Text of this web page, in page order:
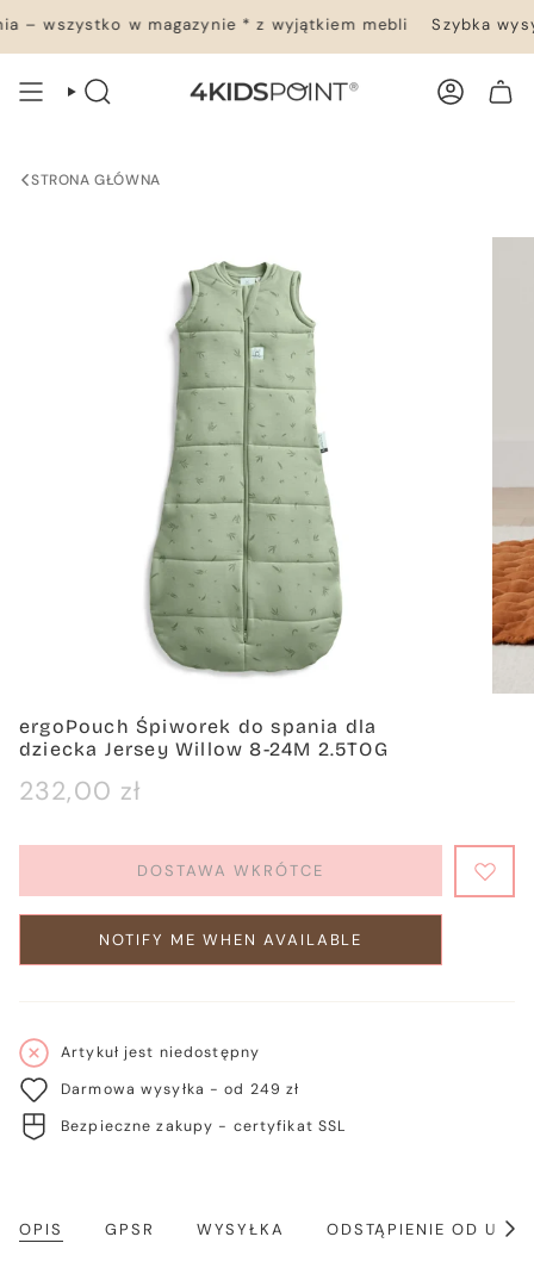
do
treści
– wszystko w magazynie * z wyjątkiem mebli Szybka
WYSZUKIWANIE KONTO
STRONA GŁÓWNA
ergoPouch Śpiworek do spania dla
dziecka Jersey Willow 8-24M 2.5TOG
Cena
232,00 zł
DOSTAWA WKRÓTCE
NOTIFY ME WHEN AVAILABLE
Artykuł jest niedostępny
Darmowa wysyłka - od 249 zł
Bezpieczne zakupy - certyfikat SSL
OPIS GPSR WYSYŁKA ODSTĄPIENIE OD